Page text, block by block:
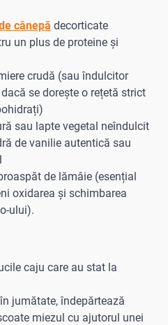
cânepă decorticate
un plus de proteine și
crudă (sau îndulcitor
se dorește o rețetă strict
sau lapte vegetal neîndulcit
de vanilie autentică sau
de lămâie (esențial
oxidarea și schimbarea
ului).
caju care au stat la
jumătate, îndepărtează
miezul cu ajutorul unei